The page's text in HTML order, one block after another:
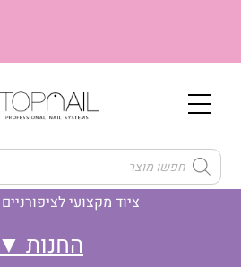
Products
search
ציוד מקצועי